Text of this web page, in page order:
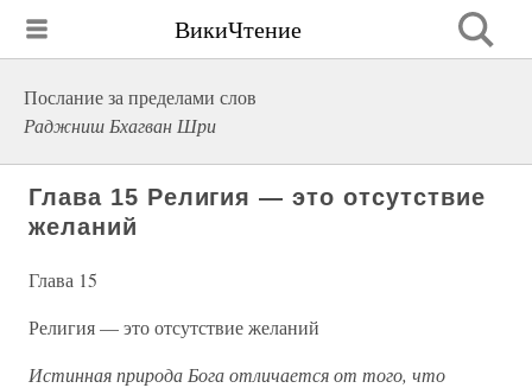
ВикиЧтение
Послание за пределами слов
Раджниш Бхагван Шри
Глава 15 Религия — это отсутствие
желаний
Глава 15
Религия — это отсутствие желаний
Истинная природа Бога отличается от того, что